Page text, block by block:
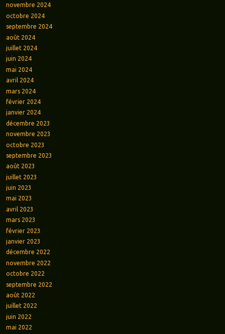
novembre 2024
octobre 2024
septembre 2024
août 2024
juillet 2024
juin 2024
mai 2024
avril 2024
mars 2024
février 2024
janvier 2024
décembre 2023
novembre 2023
octobre 2023
septembre 2023
août 2023
juillet 2023
juin 2023
mai 2023
avril 2023
mars 2023
février 2023
janvier 2023
décembre 2022
novembre 2022
octobre 2022
septembre 2022
août 2022
juillet 2022
juin 2022
mai 2022